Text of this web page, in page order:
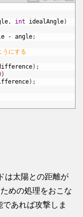
, int idealAngle)
- angle;
にする
) ;
)
) ;
は太陽との距離が
めの処理をおこな
あれば攻撃しま